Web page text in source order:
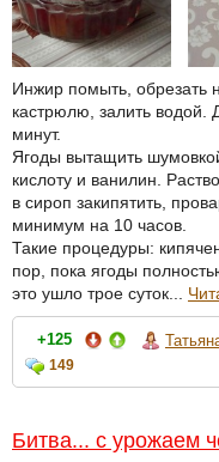
Инжир помыть, обрезать
кастрюлю, залить водой.
минут.
Ягоды вытащить
кислоту и ванилин.
в сироп закипятить,
минимум на 10 часов.
Такие процедуры:
пор, пока ягоды
это ушло трое суток...
+125
149
Битва... с урожаем